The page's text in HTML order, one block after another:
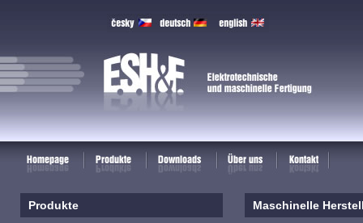
E.S.H.&F. Production, s.r.o. - Metallbearbeitung -
Maschinelle Fertigung
Produkte Maschinelle